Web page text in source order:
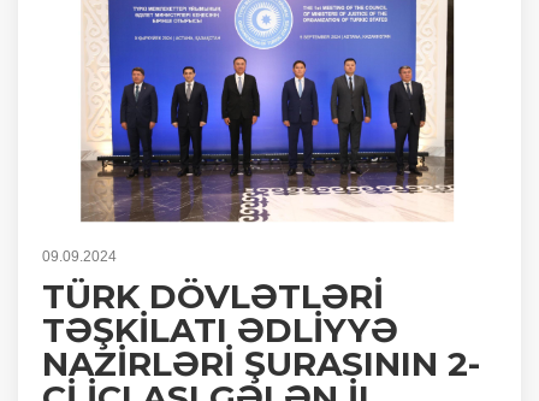
09.09.2024
TÜRK DÖVLƏTLƏRİ
TƏŞKİLATI ƏDLİYYƏ
NAZİRLƏRİ ŞURASININ 2-